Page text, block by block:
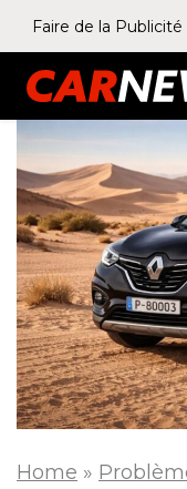
Faire de la Publicité
Home »